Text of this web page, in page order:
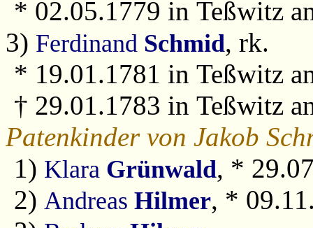
* 02.05.1779 in Teßwitz
3) Ferdinand Schmid, rk.
* 19.01.1781 in Teßwitz
† 29.01.1783 in Teßwitz
Patenkinder von Jakob
1) Klara Grünwald, *
2) AndreasHilmer, *